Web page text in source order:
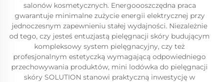
salonów kosmetycznych. Energoooszczędna praca
gwarantuje minimalne zużycie energii elektrycznej przy
jednoczesnym zapewnieniu stałej wydajności. Niezależnie
od tego, czy jesteś entuzjastą pielęgnacji skóry budującym
kompleksowy system pielęgnacyjny, czy też
profesjonalnym estetyczką wymagającą odpowiedniego
przechowywania produktów, mini lodówka do pielęgnacji
skóry SOLUTION stanowi praktyczną inwestycję w